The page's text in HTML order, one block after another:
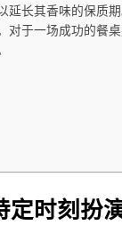
长其香味的保质
于一场成功的餐
时刻扮